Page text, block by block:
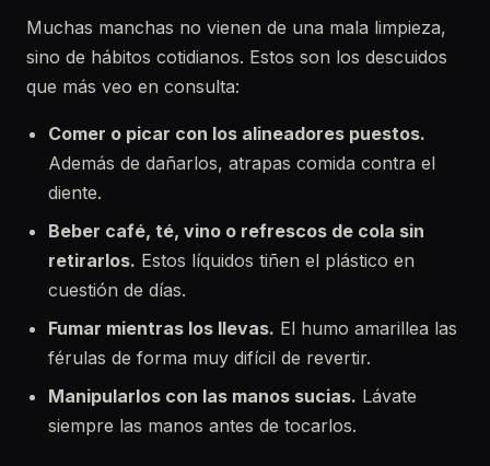
Muchas manchas no vienen de una mala limpieza,
sino de hábitos cotidianos. Estos son los descuidos
que más veo en consulta:
Comer o picar con los alineadores puestos.
Además de dañarlos, atrapas comida contra el
diente.
Beber café, té, vino o refrescos de cola sin
retirarlos. Estos líquidos tiñen el plástico en
cuestión de días.
Fumar mientras los llevas. El humo amarillea las
férulas de forma muy difícil de revertir.
Manipularlos con las manos sucias. Lávate
siempre las manos antes de tocarlos.